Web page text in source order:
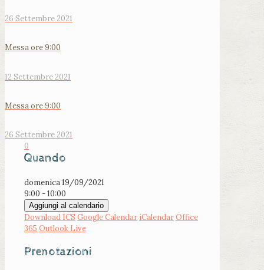
26 Settembre 2021
Messa ore 9:00
12 Settembre 2021
Messa ore 9:00
26 Settembre 2021
0
Quando
domenica 19/09/2021
9:00 - 10:00
Aggiungi al calendario
Download ICS Google Calendar iCalendarOffice
365 Outlook Live
Prenotazioni